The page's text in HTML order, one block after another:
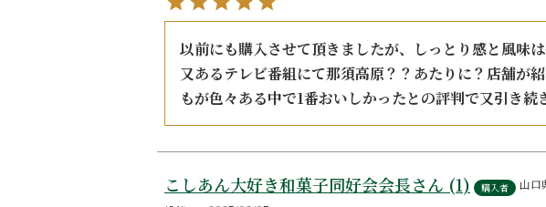
以前にも購入させて頂きましたが、しっとり感と風味
又あるテレビ番組にて那須高原？？あたりに？店舗
もが色々ある中で1番おいしかったとの評判で又引き
こしあん大好き和菓子同好会会長 1 購入者 山口